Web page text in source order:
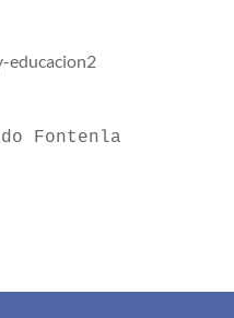
Fontenla